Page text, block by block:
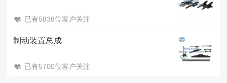
已有5838位客户关注
制动装置总成
已有5700位客户关注